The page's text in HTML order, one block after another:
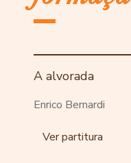
A alvorada
Enrico Bernardi
Ver partitura